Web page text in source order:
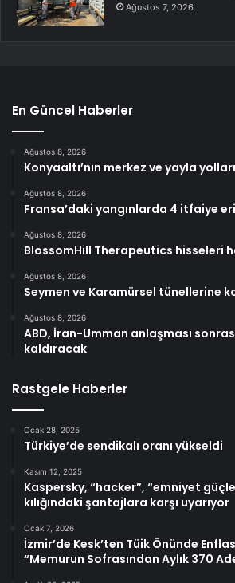
Ağustos 7, 2026
En Güncel Haberler
Ağustos 8, 2026
Konyaaltı’nın merkez ve yayla
Ağustos 8, 2026
Fransa’daki yangınlarda 4 itfaiye
Ağustos 8, 2026
BlossomHill Therapeutics hisseleri
Ağustos 8, 2026
Seymen ve Karamürsel tünellerine
Ağustos 8, 2026
ABD, İran-Umman anlaşması
kaldıracak
Rastgele Haberler
Ocak 28, 2025
Türkiye’de sendikalı oranı yükseldi
Kasım 12, 2025
Kaspersky, “hacker”, “emniyet
kılığındaki şantajlara karşı uyarıyor
Ocak 7, 2026
İzmir’de Kesk’ten Tüik Önünde
“Memurun Sofrasından Aylık 370